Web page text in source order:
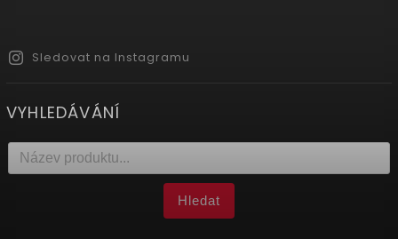
Sledovat na Instagramu
VYHLEDÁVÁNÍ
Hledat